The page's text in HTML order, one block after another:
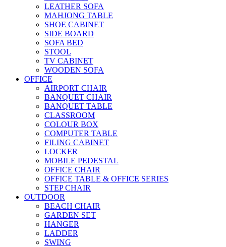
LEATHER SOFA
MAHJONG TABLE
SHOE CABINET
SIDE BOARD
SOFA BED
STOOL
TV CABINET
WOODEN SOFA
OFFICE
AIRPORT CHAIR
BANQUET CHAIR
BANQUET TABLE
CLASSROOM
COLOUR BOX
COMPUTER TABLE
FILING CABINET
LOCKER
MOBILE PEDESTAL
OFFICE CHAIR
OFFICE TABLE & OFFICE SERIES
STEP CHAIR
OUTDOOR
BEACH CHAIR
GARDEN SET
HANGER
LADDER
SWING